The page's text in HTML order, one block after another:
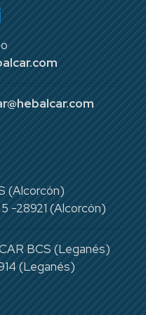
(Alcorcón)
-28921 (Alcorcón)
BCS (Leganés)
(Leganés)